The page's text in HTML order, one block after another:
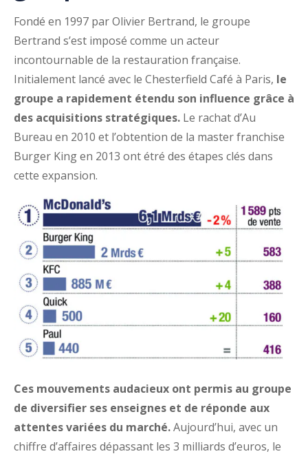
Fondé en 1997 par Olivier Bertrand, le groupe
Bertrand s’est imposé comme un acteur
incontournable de la restauration française.
Initialement lancé avec le Chesterfield Café à Paris, le
groupe a rapidement étendu son influence grâce à
des acquisitions stratégiques. Le rachat d’Au
Bureau en 2010 et l’obtention de la master franchise
Burger King en 2013 ont étré des étapes clés dans
cette expansion.
Ces mouvements audacieux ont permis au groupe
de diversifier ses enseignes et de réponde aux
attentes variées du marché.Aujourd’hui, avec un
chiffre d’affaires dépassant les 3 milliards d’euros, le